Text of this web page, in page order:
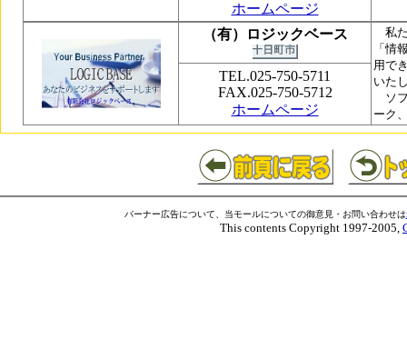
ホームページ
（有）ロジックベース
私た
「情
用で
いた
ソフ
ーク
TEL.025-750-5711
FAX.025-750-5712
ホームページ
バーナー広告について、当モールについての御意見・お問い合わせは
This contents Copyright 1997-2005,